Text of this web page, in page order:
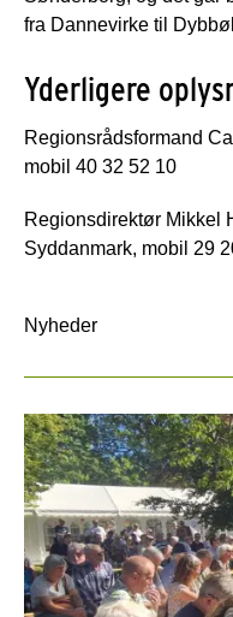
fra Dannevirke til
Yderligere
Regionsrådsformand
mobil 40 32 52 10
Regionsdirektør Mikkel
Syddanmark, mobil 29
Nyheder